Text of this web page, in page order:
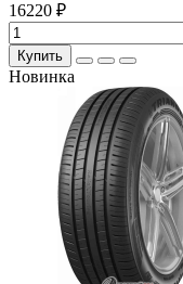
16220 ₽
Купить
Новинка